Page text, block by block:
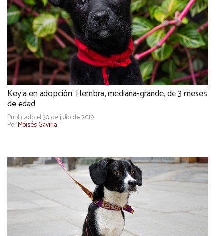
Keyla en adopción: Hembra, mediana-grande, de 3 meses
de edad
Publicado el 30 de julio de 2019
PorMoisés Gaviria